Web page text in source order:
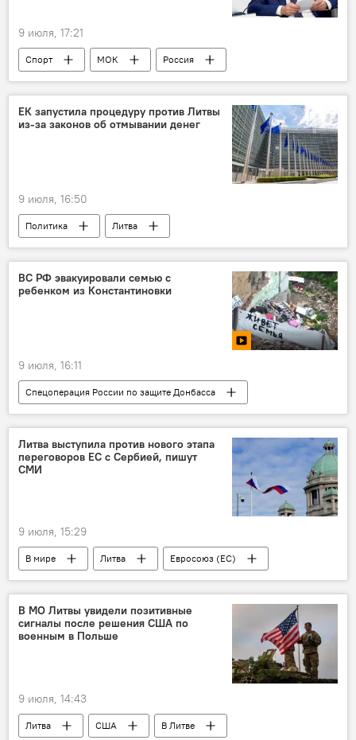
9 июля, 17:21
Спорт МОК
Россия
страны Балтии
ЕК запустила процедуру против Литвы
из-за законов об отмывании денег
9 июля, 16:50
Политика
Литва
Еврокомиссия (ЕК)
ВС РФ эвакуировали семью с
ребенком из Константиновки
9 июля, 16:11
Спецоперация России по защите Донбасса
Минобороны РФ
Литва выступила против нового этапа
переговоров ЕС с Сербией, пишут
СМИ
9 июля, 15:29
В мире Литва
Евросоюз (ЕС)
Сербия
В МО Литвы увидели позитивные
сигналы после решения США по
военным в Польше
9 июля, 14:43
Литва США В Литве